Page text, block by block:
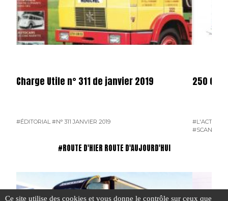
Charge Utile n° 311 de janvier 2019
#ÉDITORIAL #N° 311 JANVIER 2019
250
#SCANIA
#ROUTE D'HIER ROUTE D'AUJOURD'HUI
Ce site utilise des cookies et vous donne le contrôle sur ceux que